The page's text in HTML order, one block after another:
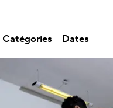
Catégories Dates